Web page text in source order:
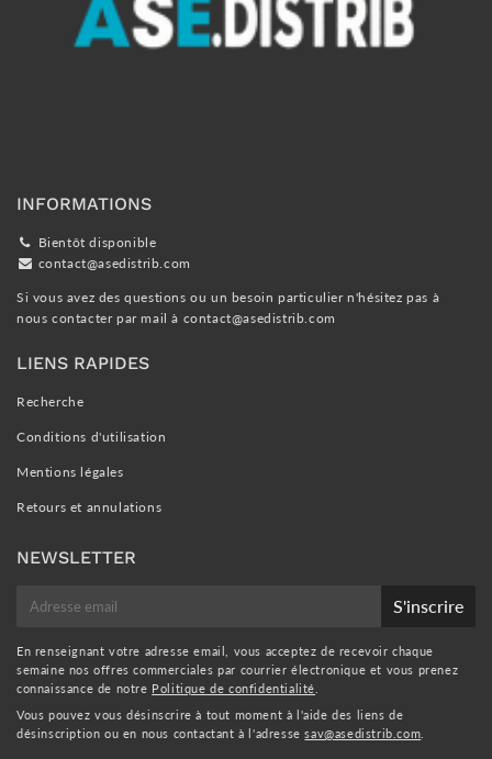
INFORMATIONS
Bientôt disponible
contact@asedistrib.com
Si vous avez des questions ou un besoin particulier n'hésitez pas à
nous contacter par mail à contact@asedistrib.com
LIENS RAPIDES
Recherche
Conditions d'utilisation
Mentions légales
Retours et annulations
NEWSLETTER
mail
S'inscrire
En renseignant votre adresse email, vous acceptez de recevoir chaque
semaine nos offres commerciales par courrier électronique et vous prenez
connaissance de notre Politique de confidentialité
Vous pouvez vous désinscrire à tout moment à l'aide des liens de
désinscription ou en nous contactant à l'adressesav@asedistrib.com